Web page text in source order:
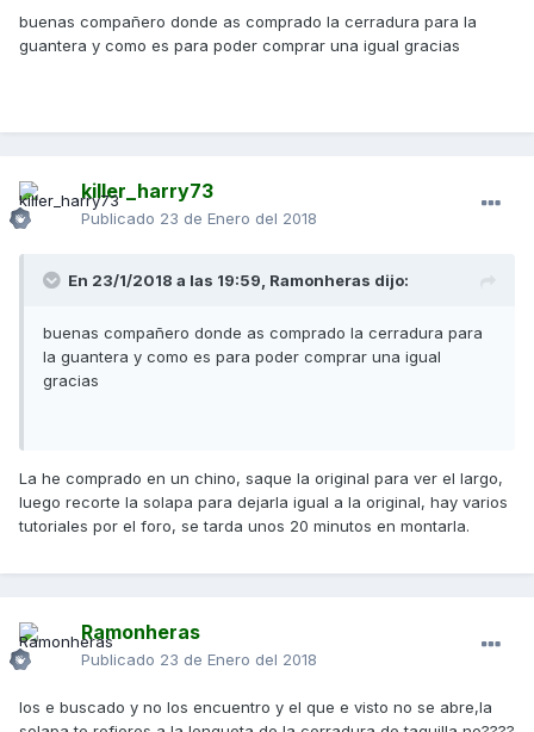
buenas compañero donde as comprado la cerradura para la
guantera y como es para poder comprar una igual gracias
killer_harry73
Publicado 23 de Enero del 2018
En 23/1/2018 a las 19:59, Ramonheras dijo:
buenas compañero donde as comprado la cerradura para
la guantera y como es para poder comprar una igual
gracias
La he comprado en un chino, saque la original para ver el largo,
luego recorte la solapa para dejarla igual a la original, hay varios
tutoriales por el foro, se tarda unos 20 minutos en montarla.
Ramonheras
Publicado 23 de Enero del 2018
los e buscado y no los encuentro y el que e visto no se abre,la